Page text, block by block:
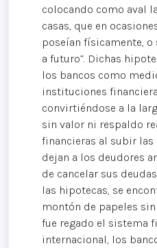
colocando como aval
casas, que en
poseían físicamente, o
a futuro”. Dichas
los bancos como
instituciones
convirtiéndose a la
sin valor ni respaldo
financieras al subir las
dejan a los deudores
de cancelar sus
las hipotecas, se
montón de papeles
fue regado el sistema
internacional, los